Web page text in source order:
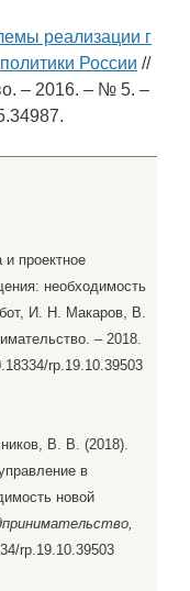
реализации г
России //
– 2016. – № 5. –
проектное
необходимость
И. Н. Макаров, В.
– 2018.
rp.19.10.39503
В. В. (2018).
в
новой
rp.19.10.39503